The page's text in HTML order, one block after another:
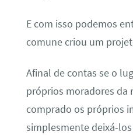
E com isso podemos
comune criou um
Afinal de contas se o
próprios moradores da
comprado os próprios
simplesmente deixá-